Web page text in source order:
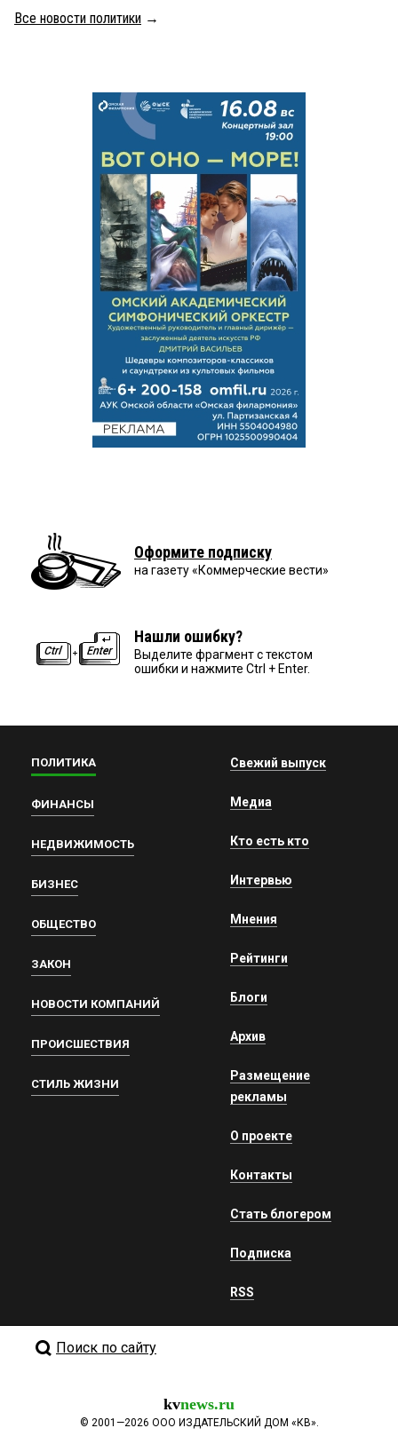
Все новости политики →
Оформите подписку
на газету «Коммерческие вести»
Нашли ошибку?
Выделите фрагмент с текстом
ошибки и нажмите Ctrl + Enter.
ПОЛИТИКА
ФИНАНСЫ
НЕДВИЖИМОСТЬ
БИЗНЕС
ОБЩЕСТВО
ЗАКОН
НОВОСТИ КОМПАНИЙ
ПРОИСШЕСТВИЯ
СТИЛЬ ЖИЗНИ
Свежий выпуск
Медиа
Кто есть кто
Интервью
Мнения
Рейтинги
Блоги
Архив
Размещение
рекламы
О проекте
Контакты
Стать блогером
Подписка
RSS
Поиск по сайту
kvnews.ru
© 2001—2026 ООО ИЗДАТЕЛЬСКИЙ ДОМ «КВ».